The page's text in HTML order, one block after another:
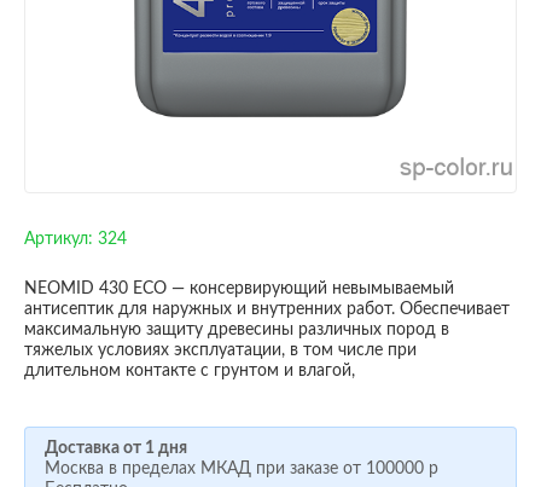
Артикул: 324
NEOMID 430 ECO — консервирующий невымываемый
антисептик для наружных и внутренних работ. Обеспечивает
максимальную защиту древесины различных пород в
тяжелых условиях эксплуатации, в том числе при
длительном контакте с грунтом и влагой,
Доставка от 1 дня
Москва в пределах МКАД при заказе от 100000 р